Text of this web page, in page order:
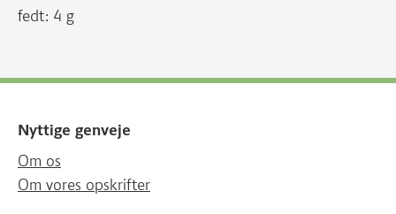
fedt: 4 g
Nyttige genveje
Om os
Om vores opskrifter